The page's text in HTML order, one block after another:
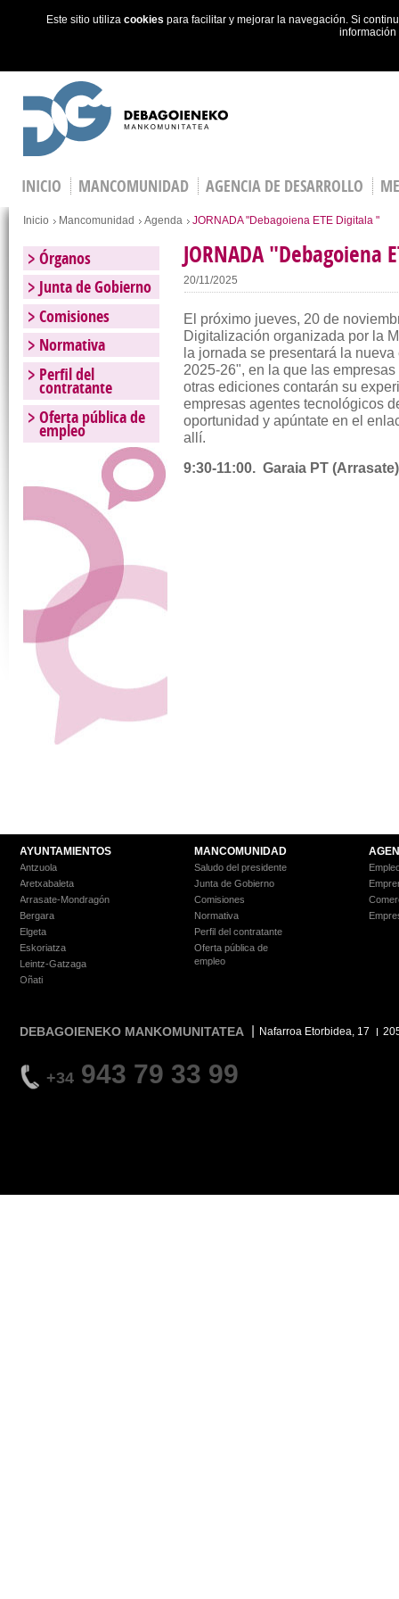
Este sitio utiliza cookies para facilitar y mejorar la navegación. Si
INICIO MANCOMUNIDAD AGENCIA DE DESARROLLO
Estás en
Inicio Mancomunidad Agenda JORNADA "Debagoiena ETE Digitala "
JORNADA "Debagoiena
20/11/2025
El próximo jueves, 20 de
Digitalización organizada por la
la jornada se presentará la
2025-26", en la que las
otras ediciones contarán su
empresas agentes tecnológicos
oportunidad y apúntate en el
allí.
9:30-11:00. Garaia PT
Órganos
Junta de Gobierno
Comisiones
Normativa
Perfil del
contratante
Oferta pública de
empleo
AYUNTAMIENTOS
Antzuola
Aretxabaleta
Arrasate-Mondragón
Bergara
Elgeta
Eskoriatza
Leintz-Gatzaga
Oñati
MANCOMUNIDAD
Saludo del presidente
Junta de Gobierno
Comisiones
Normativa
Perfil del contratante
Oferta pública de
empleo
DEBAGOIENEKO MANKOMUNITATEA Nafarroa Etorbidea, 17
+34 943 79 33 99